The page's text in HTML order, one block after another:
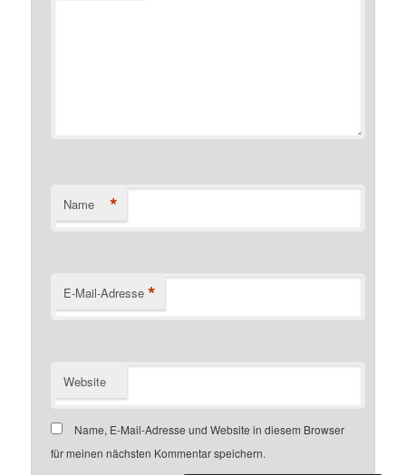
Name *
E-Mail-Adresse *
Website
Name, E-Mail-Adresse und Website in diesem Browser
für meinen nächsten Kommentar speichern.